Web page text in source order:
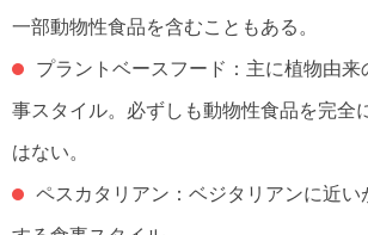
一部動物性食品を含むこともある。
プラントベースフード：主に植物由
事スタイル。必ずしも動物性食品を完全
はない。
ペスカタリアン：ベジタリアンに近い